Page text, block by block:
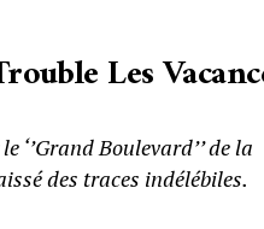
Les
‘’Grand Boulevard’’ de la
des traces indélébiles.